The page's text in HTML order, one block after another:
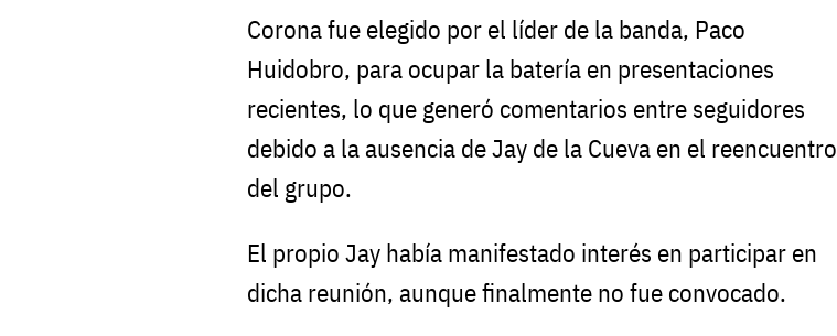
Corona fue elegido por el líder de la banda, Paco
Huidobro, para ocupar la batería en presentaciones
recientes, lo que generó comentarios entre seguidores
debido a la ausencia de Jay de la Cueva en el reencuentro
del grupo.
El propio Jay había manifestado interés en participar en
dicha reunión, aunque finalmente no fue convocado.